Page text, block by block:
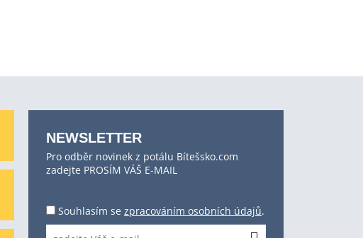
NEWSLETTER
Pro odběr novinek z potálu Bítešsko.com
zadejte PROSÍM VÁŠ E-MAIL
Souhlasím se zpracováním osobních údajů.